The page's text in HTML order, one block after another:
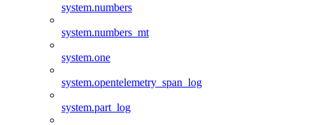
system.numbers
system.numbers_mt
system.one
system.opentelemetry_span_log
system.part_log